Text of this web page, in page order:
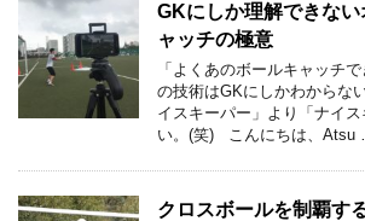
GKにしか理解できな
ャッチの極意
「よくあのボールキャッチ
の技術はGKにしかわからな
イスキーパー」より「ナイ
い。(笑) こんにちは、Atsu
クロスボールを制覇す